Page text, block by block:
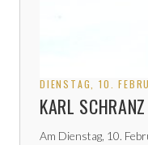
DIENSTAG, 10.
KARL
Am Dienstag, 10.